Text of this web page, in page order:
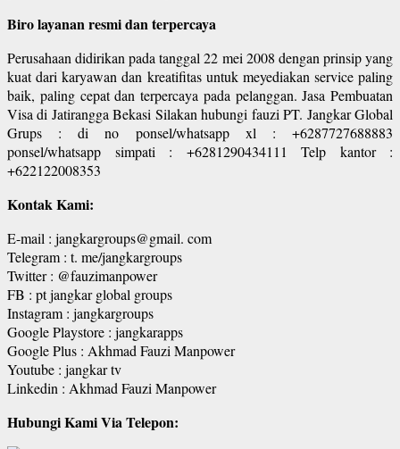
Biro layanan resmi dan terpercaya
Perusahaan didirikan pada tanggal 22 mei 2008 dengan prinsip yang
kuat dari karyawan dan kreatifitas untuk meyediakan service paling
baik, paling cepat dan terpercaya pada pelanggan. Jasa Pembuatan
Visa di Jatirangga Bekasi Silakan hubungi fauzi PT. Jangkar Global
Grups : di no ponsel/whatsapp xl : +6287727688883
ponsel/whatsapp simpati : +6281290434111 Telp kantor :
+622122008353
Kontak Kami:
E-mail : jangkargroups@gmail. com
Telegram : t. me/jangkargroups
Twitter : @fauzimanpower
FB : pt jangkar global groups
Instagram : jangkargroups
Google Playstore : jangkarapps
Google Plus : Akhmad Fauzi Manpower
Youtube : jangkar tv
Linkedin : Akhmad Fauzi Manpower
Hubungi Kami Via Telepon: